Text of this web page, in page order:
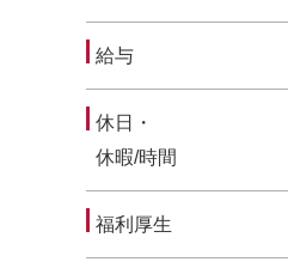
給与
休日・
休暇/時間
福利厚生